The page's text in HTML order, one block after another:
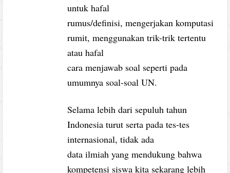
untuk hafal
rumus/definisi, mengerjakan komputasi
rumit, menggunakan trik-trik tertentu
atau hafal
cara menjawab soal seperti pada
umumnya soal-soal UN.
Selama lebih dari sepuluh tahun
Indonesia turut serta pada tes-tes
internasional, tidak ada
data ilmiah yang mendukung bahwa
kompetensi siswa kita sekarang lebih